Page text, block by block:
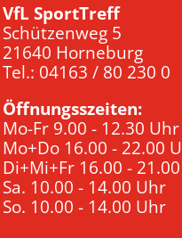
VfL SportTreff
Schützenweg 5
21640 Horneburg
Tel.: 04163 / 80 230 0
Öffnungsszeiten:
Mo-Fr 9.00 - 12.30 Uhr
Mo+Do 16.00 - 22.00
Di+Mi+Fr 16.00 -
Sa. 10.00 - 14.00 Uhr
So. 10.00 - 14.00 Uhr